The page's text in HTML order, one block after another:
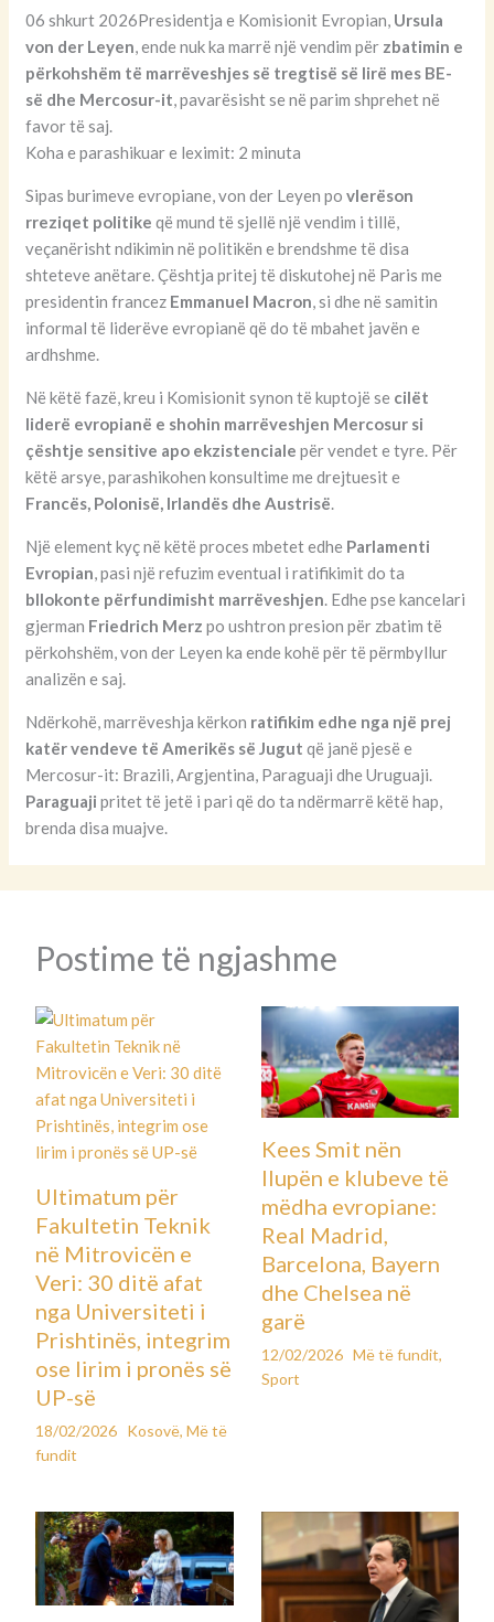
06 shkurt 2026Presidentja e Komisionit Evropian, Ursula
von der Leyen, ende nuk ka marrë një vendim për zbatimin e
përkohshëm të marrëveshjes së tregtisë së lirë mes BE-
së dhe Mercosur-it, pavarësisht se në parim shprehet në
favor të saj.
Koha e parashikuar e leximit: 2 minuta
Sipas burimeve evropiane, von der Leyen povlerëson
rreziqet politike që mund të sjellë një vendim i tillë,
veçanërisht ndikimin në politikën e brendshme të disa
shteteve anëtare. Çështja pritej të diskutohej në Paris me
presidentin francez Emmanuel Macron, si dhe në samitin
informal të liderëve evropianë që do të mbahet javën e
ardhshme.
Në këtë fazë, kreu i Komisionit synon të kuptojë se cilët
liderë evropianë e shohin marrëveshjen Mercosur si
çështje sensitive apo ekzistenciale për vendet e tyre. Për
këtë arsye, parashikohen konsultime me drejtuesit e
Francës, Polonisë, Irlandës dhe Austrisë.
Një element kyç në këtë proces mbetet edhe Parlamenti
Evropian, pasi një refuzim eventual i ratifikimit do ta
bllokonte përfundimisht marrëveshjen. Edhe pse kancelari
gjerman Friedrich Merz po ushtron presion për zbatim të
përkohshëm, von der Leyen ka ende kohë për të përmbyllur
analizën e saj.
Ndërkohë, marrëveshja kërkon ratifikim edhe nga një prej
katër vendeve të Amerikës së Jugut që janë pjesë e
Mercosur-it: Brazili, Argjentina, Paraguaji dhe Uruguaji.
Paraguaji pritet të jetë i pari që do ta ndërmarrë këtë hap,
brenda disa muajve.
Postime të ngjashme
Ultimatum për
Fakultetin Teknik
në Mitrovicën e
Veri: 30 ditë afat
nga Universiteti i
Prishtinës, integrim
ose lirim i pronës së
UP-së
18/02/2026 Kosovë,Më të
fundit
Kees Smit nën
llupën e klubeve të
mëdha evropiane:
Real Madrid,
Barcelona, Bayern
dhe Chelsea në
garë
12/02/2026 Më të fundit,
Sport